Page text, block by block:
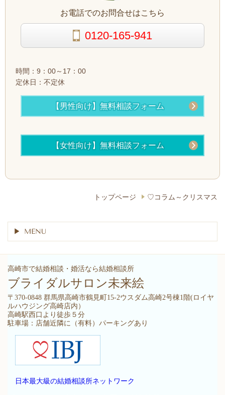
お電話でのお問合せはこちら
0120-165-941
時間：9：00～17：00
定休日：不定休
【男性向け】無料相談フォーム
【女性向け】無料相談フォーム
トップページ ♡コラム～クリスマス
MENU
高崎市で結婚相談・婚活なら結婚相談所
ブライダルサロン未来絵
〒370-0848 群馬県高崎市鶴見町15-2ウスダム高崎2号棟1階(ロイヤ
ルハウジング高崎店内）
高崎駅西口より徒歩５分
駐車場：店舗近隣に（有料）パーキングあり
日本最大級の結婚相談所ネットワーク